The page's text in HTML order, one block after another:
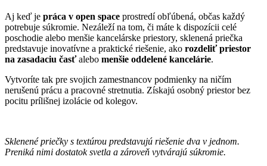
Aj keď je práca v open space prostredí obľúbená, občas každý
potrebuje súkromie. Nezáleží na tom, či máte k dispozícii celé
poschodie alebo menšie kancelárske priestory, sklenená priečka
predstavuje inovatívne a praktické riešenie, ako rozdeliť priestor
na zasadaciu časťalebo menšie oddelené kancelárie.
Vytvoríte tak pre svojich zamestnancov podmienky na ničím
nerušenú prácu a pracovné stretnutia. Získajú osobný priestor bez
pocitu prílišnej izolácie od kolegov.
Sklenené priečky s textúrou predstavujú riešenie dva v jednom.
Preniká nimi dostatok svetla a zároveň vytvárajú súkromie.